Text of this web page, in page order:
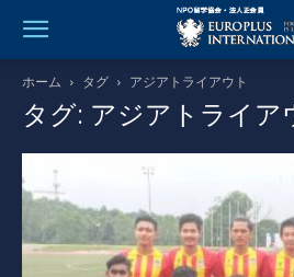
ホーム タグ アジアトライアウト
タグ: アジアトライア